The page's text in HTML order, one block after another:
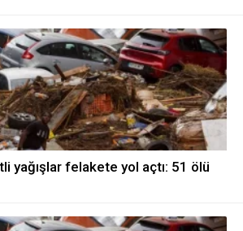
yağışlar felakete yol açtı: 51 ölü